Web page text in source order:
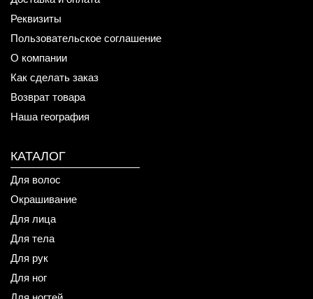
Реквизиты
Пользовательское соглашение
О компании
Как сделать заказ
Возврат товара
Наша география
КАТАЛОГ
Для волос
Окрашивание
Для лица
Для тела
Для рук
Для ног